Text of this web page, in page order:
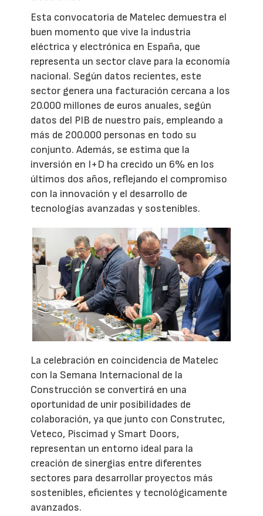
Esta convocatoria de Matelec demuestra el
buen momento que vive la industria
eléctrica y electrónica en España, que
representa un sector clave para la economía
nacional. Según datos recientes, este
sector genera una facturación cercana a los
20.000 millones de euros anuales, según
datos del PIB de nuestro país, empleando a
más de 200.000 personas en todo su
conjunto. Además, se estima que la
inversión en I+D ha crecido un 6% en los
últimos dos años, reflejando el compromiso
con la innovación y el desarrollo de
tecnologías avanzadas y sostenibles.
La celebración en coincidencia de Matelec
con la Semana Internacional de la
Construcción se convertirá en una
oportunidad de unir posibilidades de
colaboración, ya que junto con Construtec,
Veteco, Piscimad y Smart Doors,
representan un entorno ideal para la
creación de sinergias entre diferentes
sectores para desarrollar proyectos más
sostenibles, eficientes y tecnológicamente
avanzados.